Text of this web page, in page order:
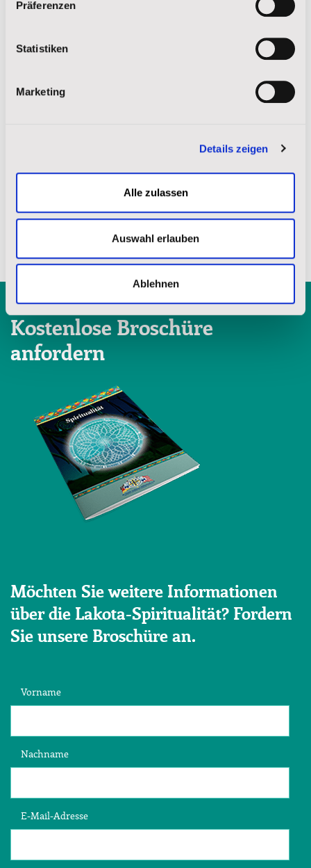
Präferenzen
Statistiken
Marketing
Details zeigen
Alle zulassen
Auswahl erlauben
Ablehnen
Mehr Lesen
Kostenlose Broschüre
anfordern
Möchten Sie weitere Informationen
über die Lakota-Spiritualität? Fordern
Sie unsere Broschüre an.
Vorname
Nachname
E-Mail-Adresse